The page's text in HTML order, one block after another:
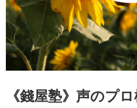
《錢屋塾》声のプ